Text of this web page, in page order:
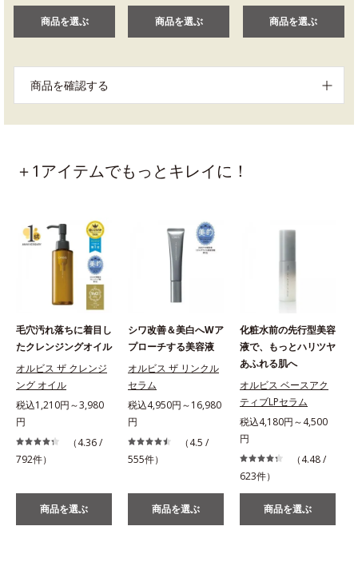
商品を選ぶ 商品を選ぶ 商品を選ぶ
商品を確認する
＋1アイテムでもっとキレイに！
毛穴汚れ落ちに着目し
たクレンジングオイル
オルビス ザ クレンジ
ング オイル
税込1,210円～3,980
円
（4.36 /
792件）
商品を選ぶ
シワ改善＆美白へWア
プローチする美容液
オルビス ザ リンクル
セラム
税込4,950円～16,980
円
（4.5 /
555件）
商品を選ぶ
化粧水前の先行型美容
液で、もっとハリツヤ
あふれる肌へ
オルビス ベースアク
ティブLPセラム
税込4,180円～4,500
円
（4.48 /
623件）
商品を選ぶ